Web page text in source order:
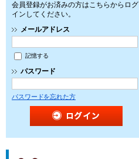
会員登録がお済みの方はこちらからログ
インしてください。
メールアドレス
記憶する
パスワード
パスワードを忘れた方